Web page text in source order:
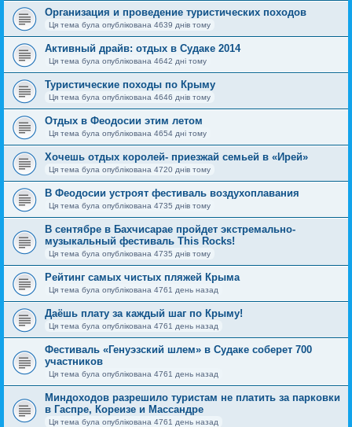
Организация и проведение туристических походов
Ця тема була опублікована 4639 днів тому
Активный драйв: отдых в Судаке 2014
Ця тема була опублікована 4642 дні тому
Туристические походы по Крыму
Ця тема була опублікована 4646 днів тому
Отдых в Феодосии этим летом
Ця тема була опублікована 4654 дні тому
Хочешь отдых королей- приезжай семьей в «Ирей»
Ця тема була опублікована 4720 днів тому
В Феодосии устроят фестиваль воздухоплавания
Ця тема була опублікована 4735 днів тому
В сентябре в Бахчисарае пройдет экстремально-
музыкальный фестиваль This Rocks!
Ця тема була опублікована 4735 днів тому
Рейтинг самых чистых пляжей Крыма
Ця тема була опублікована 4761 день назад
Даёшь плату за каждый шаг по Крыму!
Ця тема була опублікована 4761 день назад
Фестиваль «Генуэзский шлем» в Судаке соберет 700
участников
Ця тема була опублікована 4761 день назад
Миндоходов разрешило туристам не платить за парковки
в Гаспре, Кореизе и Массандре
Ця тема була опублікована 4761 день назад